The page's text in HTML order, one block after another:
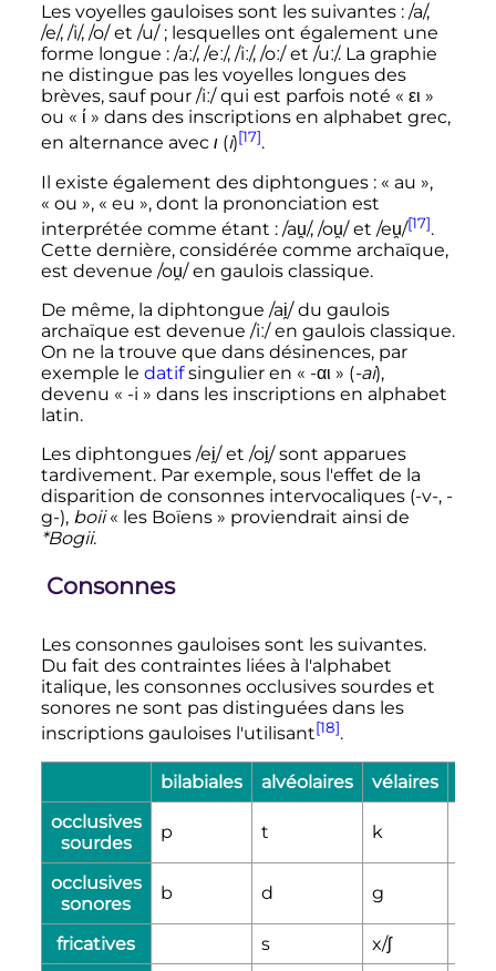
Les voyelles gauloises sont les suivantes : /a/,
/e/, /i/, /o/ et /u/ ; lesquelles ont également une
forme longue : /aː/, /eː/, /iː/, /oː/ et /uː/. La graphie
ne distingue pas les voyelles longues des
brèves, sauf pour /iː/ qui est parfois noté « ει »
ou « ί » dans des inscriptions en alphabet grec,
en alternance avec ι(i)[17].
Il existe également des diphtongues : « au »,
« ou », « eu », dont la prononciation est
interprétée comme étant : /au̯/, /ou̯/ et /eu̯/[17].
Cette dernière, considérée comme archaïque,
est devenue /ou̯/ en gaulois classique.
De même, la diphtongue /ai̯/ du gaulois
archaïque est devenue /iː/ en gaulois classique.
On ne la trouve que dans désinences, par
exemple le datifsingulier en « -αι » (-ai),
devenu « -i » dans les inscriptions en alphabet
latin.
Les diphtongues /ei̯/ et /oi̯/ sont apparues
tardivement. Par exemple, sous l'effet de la
disparition de consonnes intervocaliques (-v-, -
g-), boii« les Boïens » proviendrait ainsi de
*Bogii.
Consonnes
Les consonnes gauloises sont les suivantes.
Du fait des contraintes liées à l'alphabet
italique, les consonnes occlusives sourdes et
sonores ne sont pas distinguées dans les
inscriptions gauloises l'utilisant[18].
bilabiales alvéolaires vélaires
occlusives
sourdes
p t k
occlusives
sonores
b d g
fricatives s
x/ʃ